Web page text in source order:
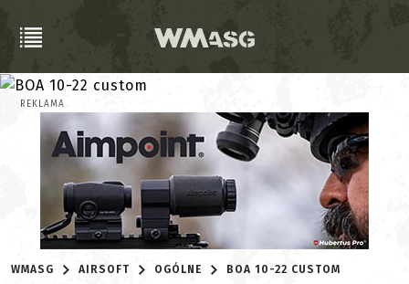
REKLAMA
WMASG AIRSOFT OGÓLNE BOA 10-22 CUSTOM